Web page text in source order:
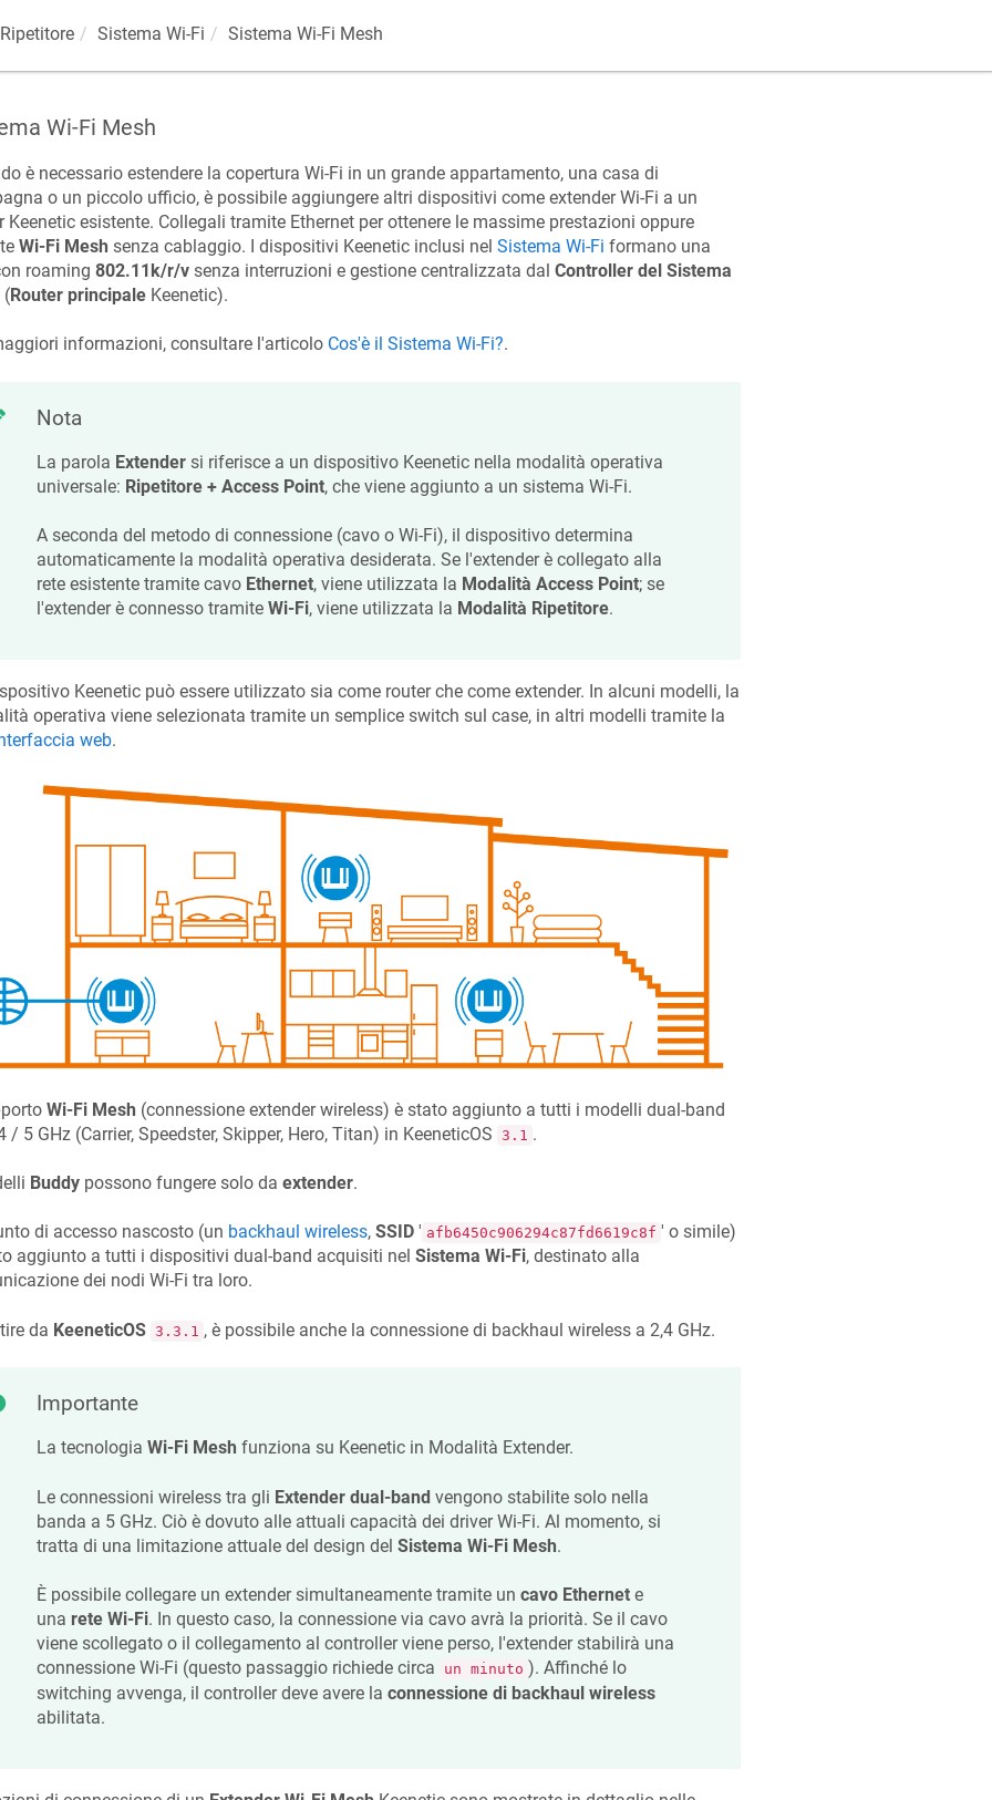
Ripetitore Sistema Wi-Fi Sistema Wi-Fi Mesh
Wi-Fi Mesh
è necessario estendere la copertura Wi-Fi in un grande appartamento, una casa di
o un piccolo ufficio, è possibile aggiungere altri dispositivi come extender Wi-Fi a un
Keeneticesistente. Collegali tramite Ethernet per ottenere le massime prestazioni oppure
Wi-Fi Mesh senza cablaggio. I dispositivi Keeneticinclusi nel Sistema Wi-Fi formano una
roaming 802.11k/r/vsenza interruzioni e gestione centralizzata dal Controller del Sistema
(Router principale Keenetic).
informazioni, consultare l'articolo Cos'è il Sistema Wi-Fi?.
Nota
La parola Extendersi riferisce a un dispositivo Keeneticnella modalità operativa
universale: Ripetitore + Access Point, che viene aggiunto a un sistema Wi-Fi.
A seconda del metodo di connessione (cavo o Wi-Fi), il dispositivo determina
automaticamente la modalità operativa desiderata. Se l'extender è collegato alla
rete esistente tramite cavo Ethernet, viene utilizzata la Modalità Access Point; se
l'extender è connesso tramite Wi-Fi, viene utilizzata la Modalità Ripetitore.
Keeneticpuò essere utilizzato sia come router che come extender. In alcuni modelli, la
operativa viene selezionata tramite un semplice switch sul case, in altri modelli tramite la
web.
Wi-Fi Mesh (connessione extender wireless) è stato aggiunto a tutti i modelli dual-band
/ 5 GHz (Carrier, Speedster, Skipper, Hero, Titan) in KeeneticOS 3.1 .
Buddypossono fungere solo da extender.
di accesso nascosto (un backhaul wireless, SSID' afb6450c906294c87fd6619c8f ' o simile)
aggiunto a tutti i dispositivi dual-band acquisiti nel Sistema Wi-Fi, destinato alla
dei nodi Wi-Fi tra loro.
da KeeneticOS 3.3.1 , è possibile anche la connessione di backhaul wireless a 2,4 GHz.
Importante
La tecnologia Wi-Fi Mesh funziona su Keeneticin Modalità Extender.
Le connessioni wireless tra gli Extender dual-bandvengono stabilite solo nella
banda a 5 GHz. Ciò è dovuto alle attuali capacità dei driver Wi-Fi. Al momento, si
tratta di una limitazione attuale del design del Sistema Wi-Fi Mesh.
È possibile collegare un extender simultaneamente tramite un cavo Ethernete
una rete Wi-Fi. In questo caso, la connessione via cavo avrà la priorità. Se il cavo
viene scollegato o il collegamento al controller viene perso, l'extender stabilirà una
connessione Wi-Fi (questo passaggio richiede circa
un minuto ). Affinché lo
switching avvenga, il controller deve avere la connessione di backhaul wireless
abilitata.